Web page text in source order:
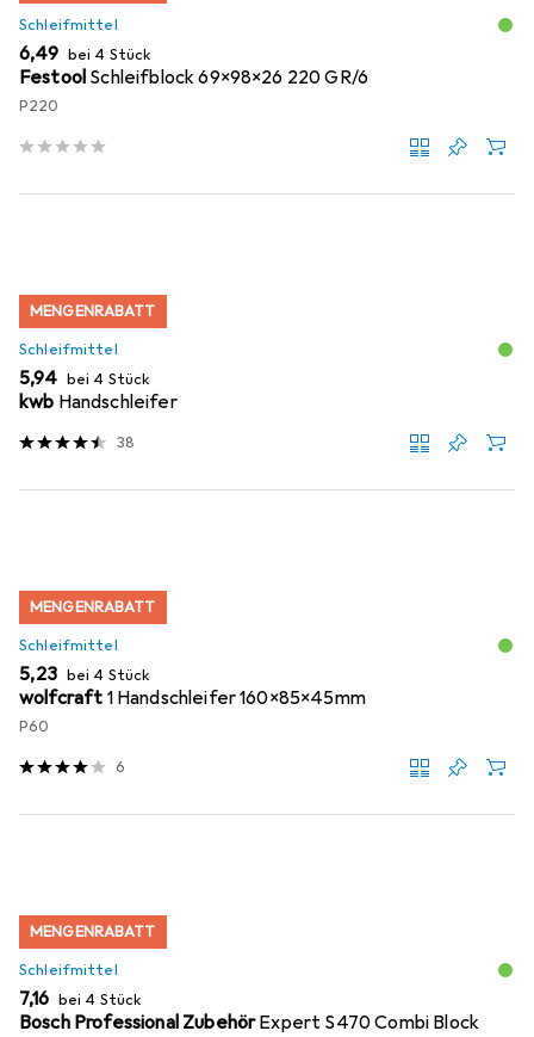
Schleifmittel
EUR
6,49 bei 4 Stück
Festool Schleifblock 69x98x26 220 GR/6
P220
MENGENRABATT
Schleifmittel
EUR
5,94 bei 4 Stück
kwb Handschleifer
38
MENGENRABATT
Schleifmittel
EUR
5,23 bei 4 Stück
wolfcraft 1 Handschleifer 160x85x45mm
P60
6
MENGENRABATT
Schleifmittel
EUR
7,16 bei 4 Stück
Bosch Professional ZubehörExpert S470 Combi Block